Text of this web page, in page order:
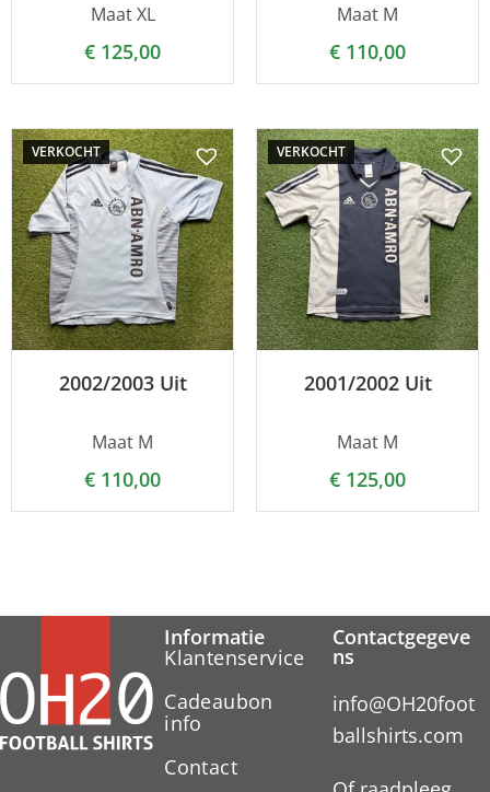
Maat XL
€ 125,00
Maat M
€ 110,00
VERKOCHT
2002/2003 Uit
Maat M
€ 110,00
VERKOCHT
2001/2002 Uit
Maat M
€ 125,00
Informatie
Klantenservice
Cadeaubon
info
Contact
Contactgegeve
ns
info@OH20foot
ballshirts.com